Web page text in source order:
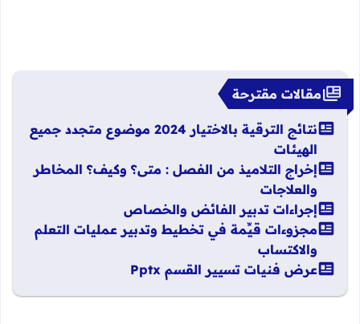
مقالات مقترحة
نتائج الترقية بالاختيار 2024 موضوع متجدد جميع
الهيئات
إخراج التلاميذ من الفصل : متى؟ وكيف؟ المخاطر
والعلاجات
إجراءات تدبير الفائض والخصاص
مجزوءات قيِّمة في تخطيط وتدبير عمليات التعلم
والاكتساب
عرض فنيات تسيير القسم Pptx